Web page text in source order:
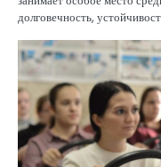
долговечность,